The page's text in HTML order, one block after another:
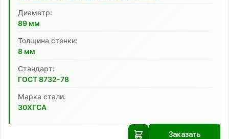
Диаметр:
89 мм
Толщина стенки:
8 мм
Cтандарт:
ГОСТ 8732-78
Марка стали:
30ХГСА
Заказать